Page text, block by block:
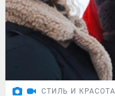
СТИЛЬ И КРАСОТА